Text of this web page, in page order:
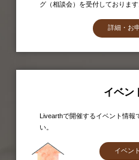
グ（相談会）を受付しております
詳細・お
イベン
Livearthで開催するイベント情報
い。
イベン